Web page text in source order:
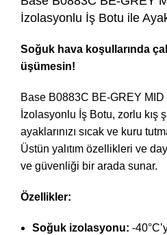
İzolasyonlu İş Botu ile
Soğuk hava koşullarında
üşümesin!
Base B0883C BE-GREY
İzolasyonlu İş Botu, zorlu kış
ayaklarınızı sıcak ve kuru
Üstün yalıtım özellikleri ve
ve güvenliği bir arada sunar.
Özellikler:
Soğuk izolasyonu: -